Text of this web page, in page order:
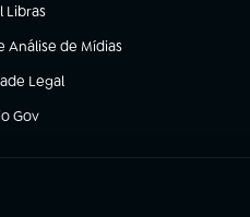
Libras
nova aba)
de Mídias
Legal
nova aba)
Gov
em nova aba)